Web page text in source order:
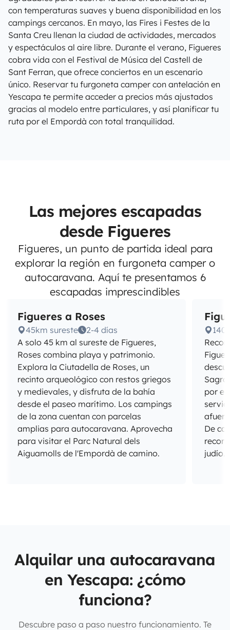
con temperaturas suaves y buena disponibilidad en los
campings cercanos. En mayo, las Fires i Festes de la
Santa Creu llenan la ciudad de actividades, mercados
y espectáculos al aire libre. Durante el verano, Figueres
cobra vida con el Festival de Música del Castell de
Sant Ferran, que ofrece conciertos en un escenario
único. Reservar tu furgoneta camper con antelación en
Yescapa te permite acceder a precios más ajustados
gracias al modelo entre particulares, y así planificar tu
ruta por el Empordà con total tranquilidad.
Las mejores escapadas
desde Figueres
Figueres, un punto de partida ideal para
explorar la región en furgoneta camper o
autocaravana. Aquí te presentamos 6
escapadas imprescindibles
Figueres a Roses
45km sureste
2-4 días
A solo 45 km al sureste de Figueres,
Roses combina playa y patrimonio.
Explora la Ciutadella de Roses, un
recinto arqueológico con restos griegos
y medievales, y disfruta de la bahía
desde el paseo marítimo. Los campings
de la zona cuentan con parcelas
amplias para autocaravana. Aprovecha
para visitar el Parc Natural dels
Aiguamolls de l'Empordà de camino.
por el
De
judío.
Alquilar una autocaravana
en Yescapa: ¿cómo
funciona?
Descubre paso a paso nuestro funcionamiento. Te